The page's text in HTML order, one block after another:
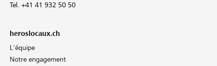
Tel. +41 41 932 50 50
heroslocaux.ch
L'équipe
Notre engagement